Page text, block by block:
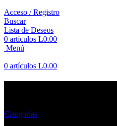
Acceso / Registro
Buscar
Lista de Deseos
0 artículos L0.00
Menú
0 artículos L0.00
Categorías